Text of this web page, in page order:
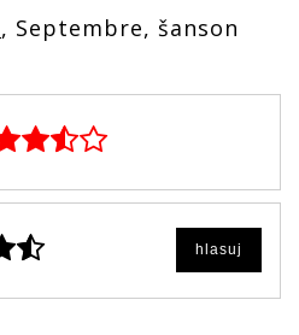
, Septembre, šanson
hlasuj